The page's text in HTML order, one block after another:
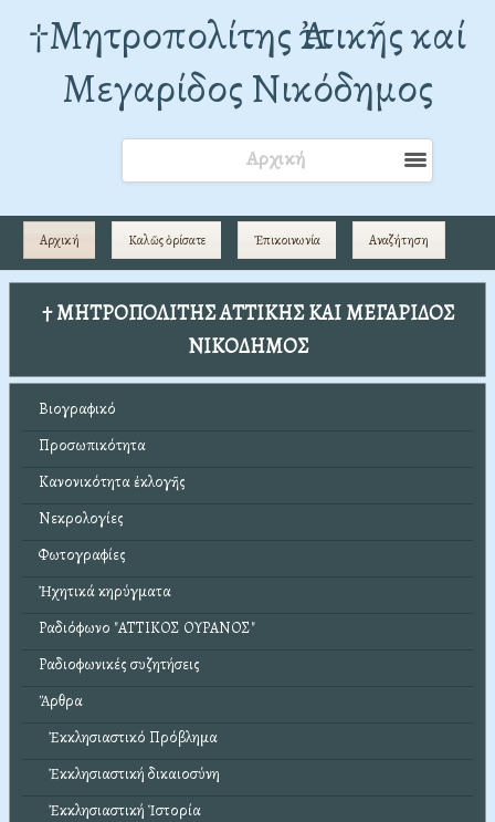
†Mητροπολίτης Ἀττικῆς καί
Μεγαρίδος Νικόδημος
Αρχική
Αρχική Καλῶς ὁρίσατε Ἐπικοινωνία Αναζήτηση
† ΜΗΤΡΟΠΟΛΙΤΗΣ ΑΤΤΙΚΗΣ ΚΑΙ ΜΕΓΑΡΙΔΟΣ
ΝΙΚΟΔΗΜΟΣ
Βιογραφικό
Προσωπικότητα
Κανονικότητα ἐκλογῆς
Νεκρολογίες
Φωτογραφίες
Ἠχητικά κηρύγματα
Ραδιόφωνο "ΑΤΤΙΚΟΣ ΟΥΡΑΝΟΣ"
Ραδιοφωνικές συζητήσεις
Ἄρθρα
Ἐκκλησιαστικό Πρόβλημα
Ἐκκλησιαστική δικαιοσύνη
Ἐκκλησιαστική Ἱστορία